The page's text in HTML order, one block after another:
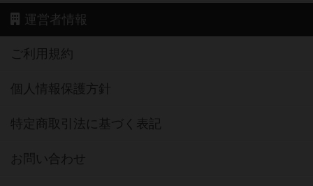
運営者情報
ご利用規約
個人情報保護方針
特定商取引法に基づく表記
お問い合わせ